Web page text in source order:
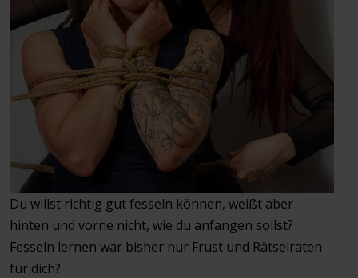
Du willst richtig gut fesseln können, weißt aber
hinten und vorne nicht, wie du anfangen sollst?
Fesseln lernen war bisher nur Frust und Rätselraten
für dich?